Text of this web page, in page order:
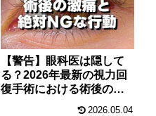
【警告】眼科医は隠して
る？2026年最新の視力回
復手術における術後の激
2026.05.04